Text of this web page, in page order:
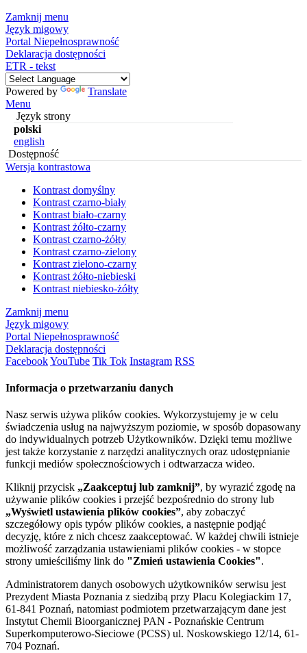
Zamknij menu
Język migowy
Portal Niepełnosprawność
Deklaracja dostępności
ETR - tekst
Powered by
Translate
Menu
Język strony
polski
english
Dostępność
Wersja kontrastowa
Kontrast domyślny
Kontrast czarno-biały
Kontrast biało-czarny
Kontrast żółto-czarny
Kontrast czarno-żółty
Kontrast czarno-zielony
Kontrast zielono-czarny
Kontrast żółto-niebieski
Kontrast niebiesko-żółty
Zamknij menu
Język migowy
Portal Niepełnosprawność
Deklaracja dostępności
FacebookYouTube Tik Tok Instagram RSS
Informacja o przetwarzaniu danych
Nasz serwis używa plików cookies. Wykorzystujemy je w celu
świadczenia usług na najwyższym poziomie, w sposób dopasowany
do indywidualnych potrzeb Użytkowników. Dzięki temu możliwe
jest także korzystanie z narzędzi analitycznych oraz udostępnianie
funkcji mediów społecznościowych i odtwarzacza wideo.
Kliknij przycisk „Zaakceptuj lub zamknij”, by wyrazić zgodę na
używanie plików cookies i przejść bezpośrednio do strony lub
„Wyświetl ustawienia plików cookies”, aby zobaczyć
szczegółowy opis typów plików cookies, a następnie podjąć
decyzję, które z nich chcesz zaakceptować. W każdej chwili istnieje
możliwość zarządzania ustawieniami plików cookies - w stopce
strony umieściliśmy link do "Zmień ustawienia Cookies".
Administratorem danych osobowych użytkowników serwisu jest
Prezydent Miasta Poznania z siedzibą przy Placu Kolegiackim 17,
61-841 Poznań, natomiast podmiotem przetwarzającym dane jest
Instytut Chemii Bioorganicznej PAN - Poznańskie Centrum
Superkomputerowo-Sieciowe (PCSS) ul. Noskowskiego 12/14, 61-
704 Poznań.